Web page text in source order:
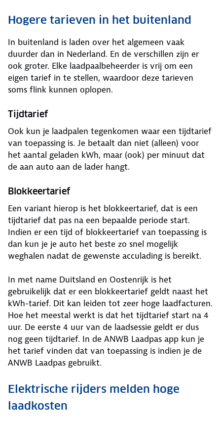
Hogere tarieven in het buitenland
In buitenland is laden over het algemeen vaak
duurder dan in Nederland. En de verschillen zijn er
ook groter. Elke laadpaalbeheerder is vrij om een
eigen tarief in te stellen, waardoor deze tarieven
soms flink kunnen oplopen.
Tijdtarief
Ook kun je laadpalen tegenkomen waar een tijdtarief
van toepassing is. Je betaalt dan niet (alleen) voor
het aantal geladen kWh, maar (ook) per minuut dat
de aan auto aan de lader hangt.
Blokkeertarief
Een variant hierop is het blokkeertarief, dat is een
tijdtarief dat pas na een bepaalde periode start.
Indien er een tijd of blokkeertarief van toepassing is
dan kun je je auto het beste zo snel mogelijk
weghalen nadat de gewenste acculading is bereikt.
In met name Duitsland en Oostenrijk is het
gebruikelijk dat er een blokkeertarief geldt naast het
kWh-tarief. Dit kan leiden tot zeer hoge laadfacturen.
Hoe het meestal werkt is dat het tijdtarief start na 4
uur. De eerste 4 uur van de laadsessie geldt er dus
nog geen tijdtarief. In de ANWB Laadpas app kun je
het tarief vinden dat van toepassing is indien je de
ANWB Laadpas gebruikt.
Elektrische rijders melden hoge
laadkosten